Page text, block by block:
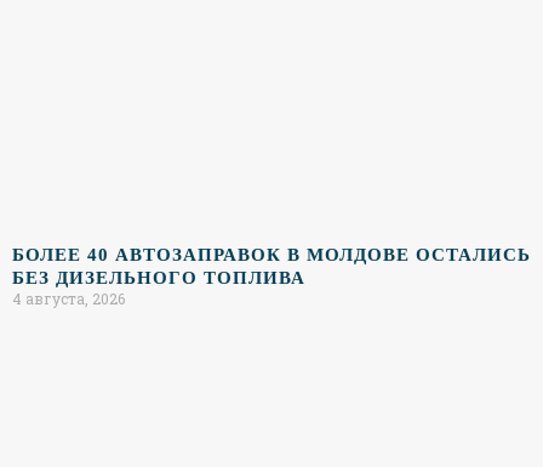
БОЛЕЕ 40 АВТОЗАПРАВОК В МОЛДОВЕ ОСТАЛИСЬ
БЕЗ ДИЗЕЛЬНОГО ТОПЛИВА
4 августа, 2026